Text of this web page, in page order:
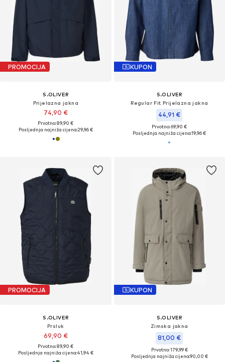
PROMOCIJA
S.OLIVER
Prijelazna jakna
74,90 €
Prvotno: 89,90 €
Posljednja najniža cijena:29,96 €
KUPON
S.OLIVER
Regular Fit Prijelazna jakna
44,91 €
Prvotno: 69,90 €
Posljednja najniža cijena:19,96 €
PROMOCIJA
S.OLIVER
Prsluk
69,90 €
Prvotno: 89,90 €
Posljednja najniža cijena:41,94 €
KUPON
S.OLIVER
Zimska jakna
81,00 €
Prvotno: 179,99 €
Posljednja najniža cijena:90,00 €